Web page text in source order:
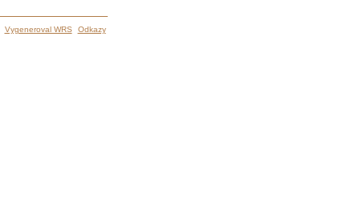
Vygeneroval WRS Odkazy